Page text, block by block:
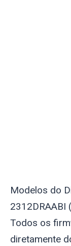
Modelos do
2312DRAABI
Todos os
diretamente